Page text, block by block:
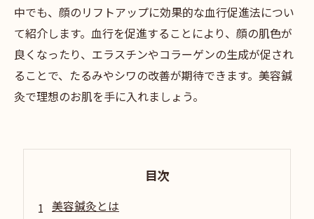
中でも、顔のリフトアップに効果的な血行促進法につい
て紹介します。血行を促進することにより、顔の肌色が
良くなったり、エラスチンやコラーゲンの生成が促され
ることで、たるみやシワの改善が期待できます。美容鍼
灸で理想のお肌を手に入れましょう。
目次
美容鍼灸とは